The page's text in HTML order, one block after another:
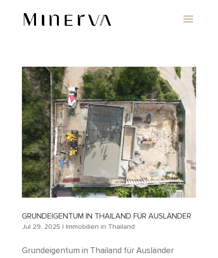
GRUNDEIGENTUM IN THAILAND FÜR AUSLÄNDER
Jul 29, 2025 | Immobilien in Thailand
Grundeigentum in Thailand für Ausländer